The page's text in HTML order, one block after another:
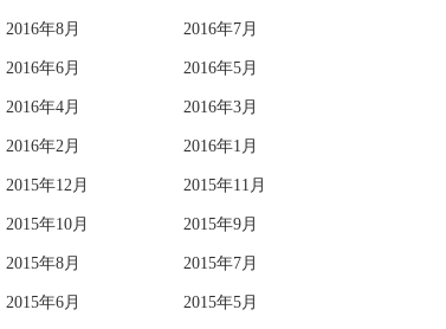
2016年8月 2016年7月
2016年6月 2016年5月
2016年4月 2016年3月
2016年2月 2016年1月
2015年12月 2015年11月
2015年10月 2015年9月
2015年8月 2015年7月
2015年6月 2015年5月